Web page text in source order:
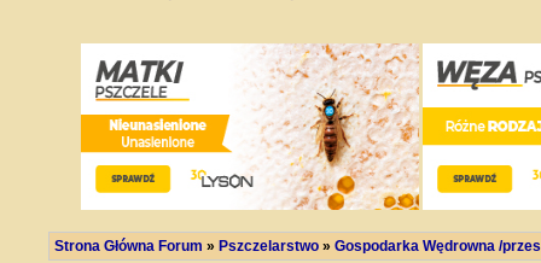
Strona Główna Forum » Pszczelarstwo » Gospodarka Wędrowna /